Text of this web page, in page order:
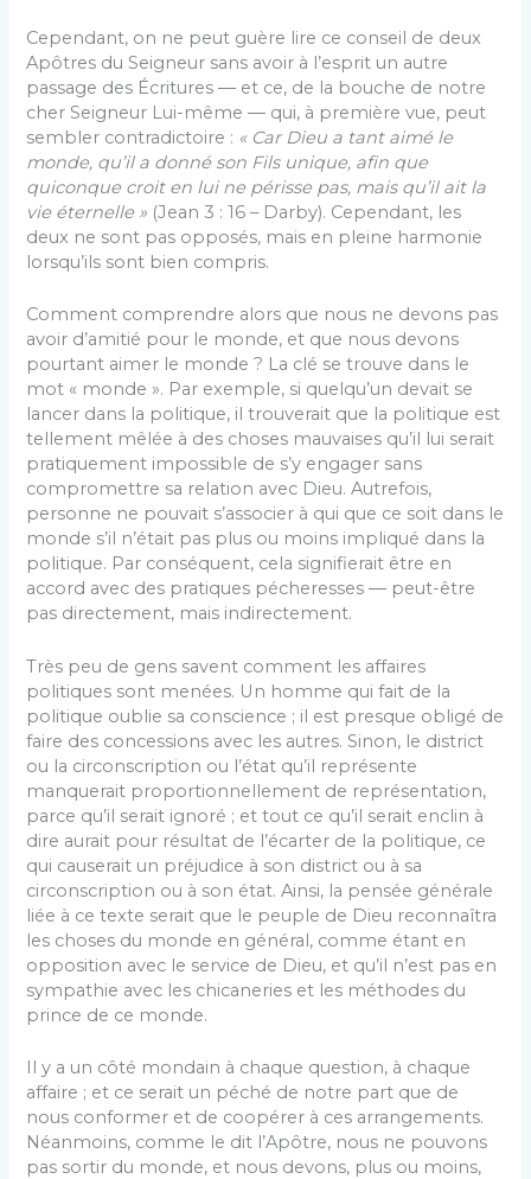
Cependant, on ne peut guère lire ce conseil de deux
Apôtres du Seigneur sans avoir à l’esprit un autre
passage des Écritures ― et ce, de la bouche de notre
cher Seigneur Lui-même ― qui, à première vue, peut
sembler contradictoire : « Car Dieu a tant aimé le
monde, qu’il a donné son Fils unique, afin que
quiconque croit en lui ne périsse pas, mais qu’il ait la
vie éternelle » (Jean 3 : 16 – Darby). Cependant, les
deux ne sont pas opposés, mais en pleine harmonie
lorsqu’ils sont bien compris.
Comment comprendre alors que nous ne devons pas
avoir d’amitié pour le monde, et que nous devons
pourtant aimer le monde ? La clé se trouve dans le
mot « monde ». Par exemple, si quelqu’un devait se
lancer dans la politique, il trouverait que la politique est
tellement mêlée à des choses mauvaises qu’il lui serait
pratiquement impossible de s’y engager sans
compromettre sa relation avec Dieu. Autrefois,
personne ne pouvait s’associer à qui que ce soit dans le
monde s’il n’était pas plus ou moins impliqué dans la
politique. Par conséquent, cela signifierait être en
accord avec des pratiques pécheresses ― peut-être
pas directement, mais indirectement.
Très peu de gens savent comment les affaires
politiques sont menées. Un homme qui fait de la
politique oublie sa conscience ; il est presque obligé de
faire des concessions avec les autres. Sinon, le district
ou la circonscription ou l’état qu’il représente
manquerait proportionnellement de représentation,
parce qu’il serait ignoré ; et tout ce qu’il serait enclin à
dire aurait pour résultat de l’écarter de la politique, ce
qui causerait un préjudice à son district ou à sa
circonscription ou à son état. Ainsi, la pensée générale
liée à ce texte serait que le peuple de Dieu reconnaîtra
les choses du monde en général, comme étant en
opposition avec le service de Dieu, et qu’il n’est pas en
sympathie avec les chicaneries et les méthodes du
prince de ce monde.
Il y a un côté mondain à chaque question, à chaque
affaire ; et ce serait un péché de notre part que de
nous conformer et de coopérer à ces arrangements.
Néanmoins, comme le dit l’Apôtre, nous ne pouvons
pas sortir du monde, et nous devons, plus ou moins,